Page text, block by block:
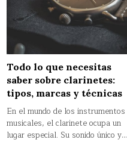
Todo lo que necesitas
saber sobre clarinetes:
tipos, marcas y técnicas
En el mundo de los instrumentos
musicales, el clarinete ocupa un
lugar especial. Su sonido único y…